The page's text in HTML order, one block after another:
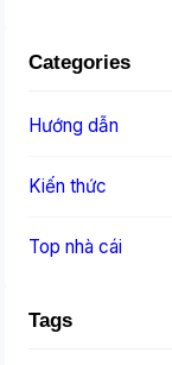
Categories
Hướng dẫn
Kiến thức
Top nhà cái
Tags